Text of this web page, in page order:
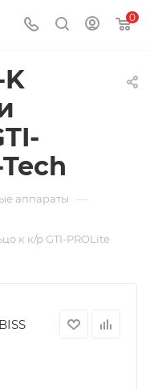
0
K
аппараты —
к к/р GTI-PROLite